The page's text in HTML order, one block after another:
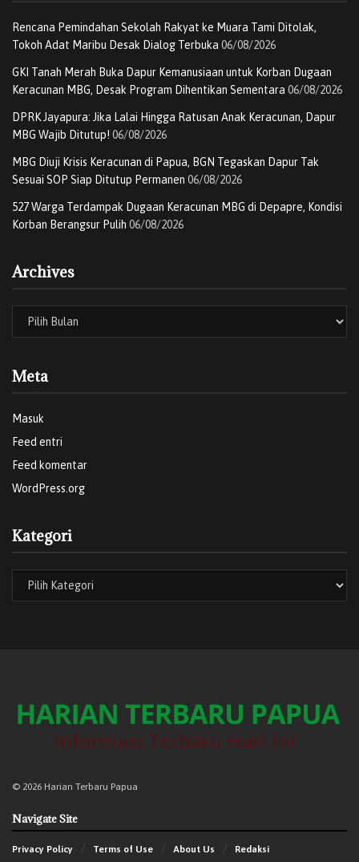
Rencana Pemindahan Sekolah Rakyat ke Muara Tami Ditolak,
Tokoh Adat Maribu Desak Dialog Terbuka 06/08/2026
GKI Tanah Merah Buka Dapur Kemanusiaan untuk Korban Dugaan
Keracunan MBG, Desak Program Dihentikan Sementara 06/08/2026
DPRK Jayapura: Jika Lalai Hingga Ratusan Anak Keracunan, Dapur
MBG Wajib Ditutup! 06/08/2026
MBG Diuji Krisis Keracunan di Papua, BGN Tegaskan Dapur Tak
Sesuai SOP Siap Ditutup Permanen 06/08/2026
527 Warga Terdampak Dugaan Keracunan MBG di Depapre, Kondisi
Korban Berangsur Pulih 06/08/2026
Archives
Meta
Masuk
Feed entri
Feed komentar
WordPress.org
Kategori
© 2026 Harian Terbaru Papua
Navigate Site
Privacy Policy Terms of Use About Us Redaksi